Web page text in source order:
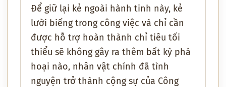
Để giữ lại kẻ ngoài hành tinh này, kẻ
lười biếng trong công việc và chỉ cần
được hỗ trợ hoàn thành chỉ tiêu tối
thiểu sẽ không gây ra thêm bất kỳ phá
hoại nào, nhân vật chính đã tình
nguyện trở thành cộng sự của Công